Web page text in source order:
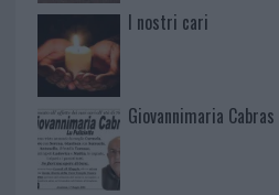
I nostri cari
Giovannimaria Cabras